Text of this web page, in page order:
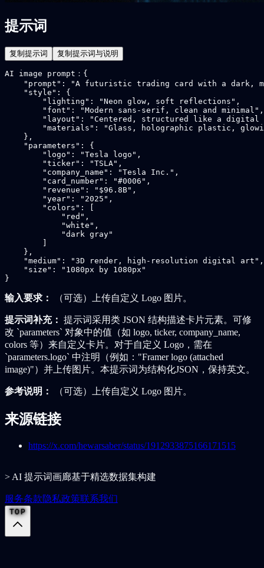
提示词
复制提示词 复制提示词与说明
AI image prompt：{
"prompt": "A futuristic trading card with a dark,
    "style": {
        "lighting": "Neon glow, soft reflections",
        "font": "Modern sans-serif, clean and minimal",
"layout": "Centered, structured like a digital
"materials": "Glass, holographic plastic,
    },
    "parameters": {
        "logo": "Tesla logo",
        "ticker": "TSLA",
        "company_name": "Tesla Inc.",
        "card_number": "#0006",
        "revenue": "$96.8B",
        "year": "2025",
        "colors": [
            "red",
            "white",
            "dark gray"
    },
    "medium": "3D render, high-resolution digital art",
    "size": "1080px by 1080px"
}
输入要求： （可选）上传自定义 Logo 图片。
提示词补充： 提示词采用类 JSON 结构描述卡片元素。可修
改 `parameters` 对象中的值（如 logo, ticker, company_name,
colors 等）来自定义卡片。对于自定义 Logo，需在
`parameters.logo` 中注明（例如："Framer logo (attached
image)"）并上传图片。本提示词为结构化JSON，保持英文。
参考说明： （可选）上传自定义 Logo 图片。
来源链接
https://x.com/hewarsaber/status/1912933875166171515
> AI 提示词画廊基于精选数据集构建
服务条款隐私政策联系我们
TOP